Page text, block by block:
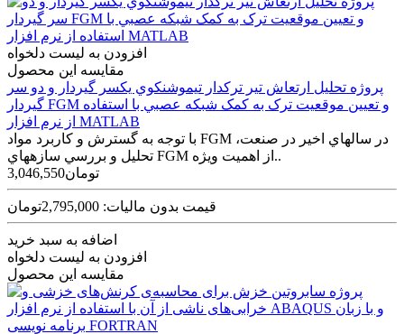
افزودن به لیست دلخواه
مقایسه این محصول
پروژه تحليل ارتعاش تير ترکدار تيموشنکوي يکسر گيردار و دو سر
گيردار FGM و تعيين موقعيت ترک به کمک شبکه عصبي با استفاده
از نرم افزار MATLAB
با توجه به گسترش و کاربرد مواد FGM در سال­هاي اخير در صنعت،
تحليل و بررسي سازه­هاي FGM از اهميت ويژه..
3,046,550تومان
قیمت بدون مالیات: 2,795,000تومان
اضافه به سبد خرید
افزودن به لیست دلخواه
مقایسه این محصول